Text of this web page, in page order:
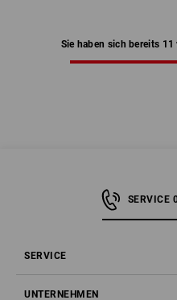
Sie haben sich bereits
SERVICE
SERVICE
UNTERNEHMEN